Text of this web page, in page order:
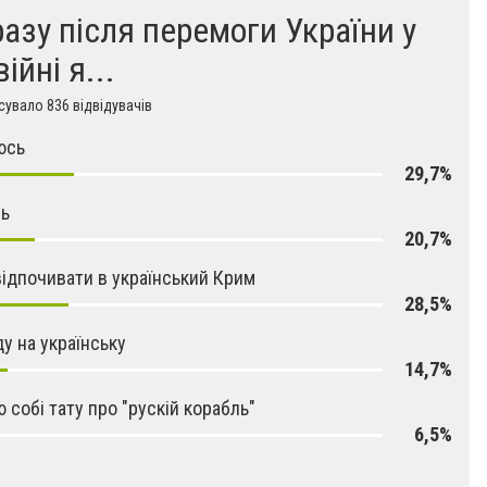
після перемоги України у
я...
836 відвідувачів
29,7%
20,7%
в український Крим
28,5%
на українську
14,7%
тату про "рускій корабль"
6,5%